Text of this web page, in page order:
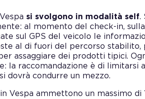
si svolgono in modalità self.
al momento del check-in,
sul GPS del veicolo le
al di fuori del percorso
assaggiare dei prodotti tipici.
la raccomandazione è di limitarsi
dovrà condurre un mezzo.
Vespa ammettono un massimo